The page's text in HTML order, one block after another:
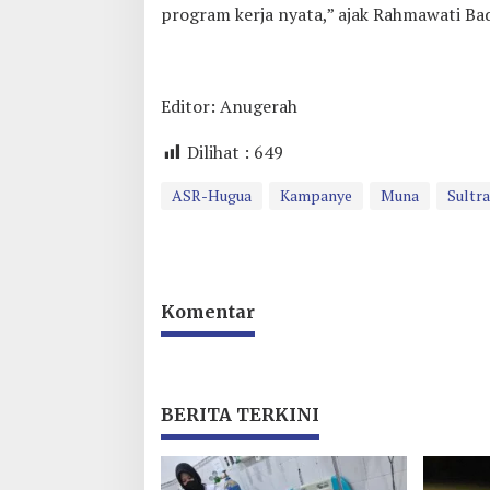
program kerja nyata,” ajak Rahmawati
Editor: Anugerah
Dilihat : 649
ASR-Hugua Kampanye Muna Sultra
Komentar
BERITA TERKINI